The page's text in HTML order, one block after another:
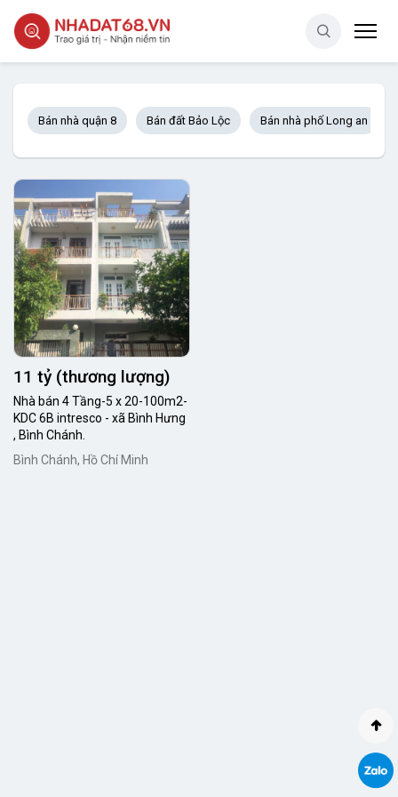
Bán nhà quận 8 Bán đất Bảo Lộc Bán nhà phố Long an
11 tỷ (thương lượng)
Nhà bán 4 Tầng-5 x 20-100m2-
KDC 6B intresco - xã Bình Hưng
, Bình Chánh.
Bình Chánh, Hồ Chí Minh